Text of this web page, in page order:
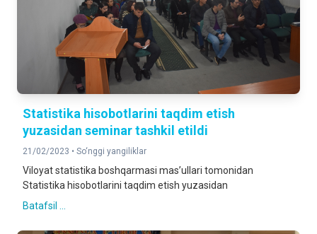
Statistika hisobotlarini taqdim etish
yuzasidan seminar tashkil etildi
21/02/2023 • So‘nggi yangiliklar
Viloyat statistika boshqarmasi mas’ullari tomonidan
Statistika hisobotlarini taqdim etish yuzasidan
Batafsil ...